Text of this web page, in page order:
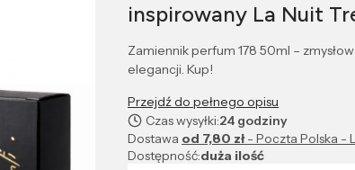
inspirowany La Nuit
Zamiennik perfum 178 50ml –
elegancji. Kup!
Przejdź do pełnego opisu
Czas wysyłki:24 godziny
Dostawa od 7,80 zł- Poczta Polska -
Dostępność:duża ilość